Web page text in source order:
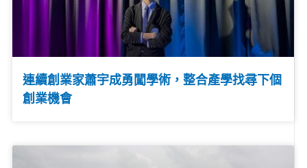
連續創業家蕭宇成勇闖學術，整合產學找尋下個
創業機會